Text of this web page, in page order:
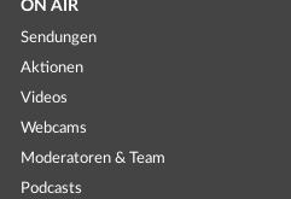
ON AIR
Sendungen
Aktionen
Videos
Webcams
Moderatoren & Team
Podcasts